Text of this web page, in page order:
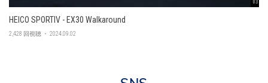
03:45
HEICO SPORTIV - EX30 Walkaround
2,428 回視聴 ・ 2024.09.02